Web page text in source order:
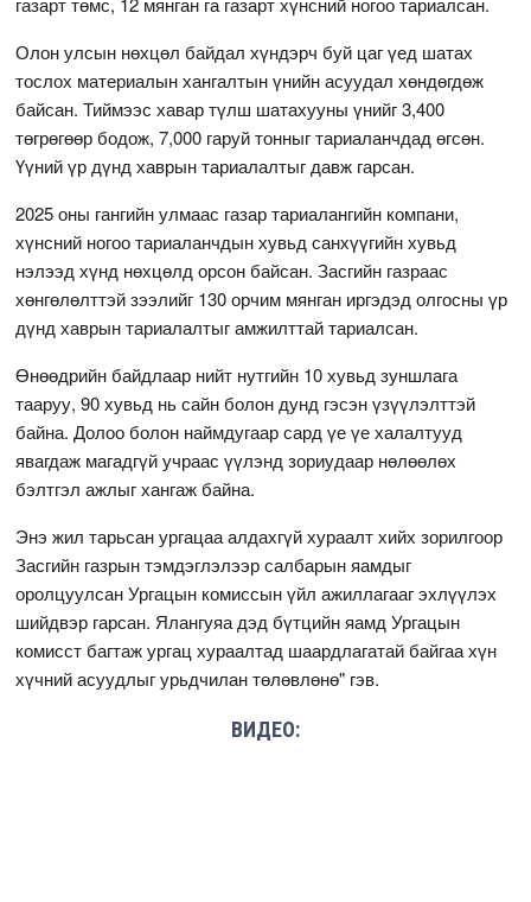
Олон улсын нөхцөл байдал хүндэрч буй цаг үед шатах
тослох материалын хангалтын үнийн асуудал хөндөгдөж
байсан. Тиймээс хавар түлш шатахууны үнийг 3,400
төгрөгөөр бодож, 7,000 гаруй тонныг тариаланчдад өгсөн.
Үүний үр дүнд хаврын тариалалтыг давж гарсан.
2025 оны гангийн улмаас газар тариалангийн компани,
хүнсний ногоо тариаланчдын хувьд санхүүгийн хувьд
нэлээд хүнд нөхцөлд орсон байсан. Засгийн газраас
хөнгөлөлттэй зээлийг 130 орчим мянган иргэдэд олгосны үр
дүнд хаврын тариалалтыг амжилттай тариалсан.
Өнөөдрийн байдлаар нийт нутгийн 10 хувьд зуншлага
тааруу, 90 хувьд нь сайн болон дунд гэсэн үзүүлэлттэй
байна. Долоо болон наймдугаар сард үе үе халалтууд
явагдаж магадгүй учраас үүлэнд зориудаар нөлөөлөх
бэлтгэл ажлыг хангаж байна.
Энэ жил тарьсан ургацаа алдахгүй хураалт хийх зорилгоор
Засгийн газрын тэмдэглэлээр салбарын яамдыг
оролцуулсан Ургацын комиссын үйл ажиллагааг эхлүүлэх
шийдвэр гарсан. Ялангуяа дэд бүтцийн яамд Ургацын
комисст багтаж ургац хураалтад шаардлагатай байгаа хүн
хүчний асуудлыг урьдчилан төлөвлөнө" гэв.
ВИДЕО: